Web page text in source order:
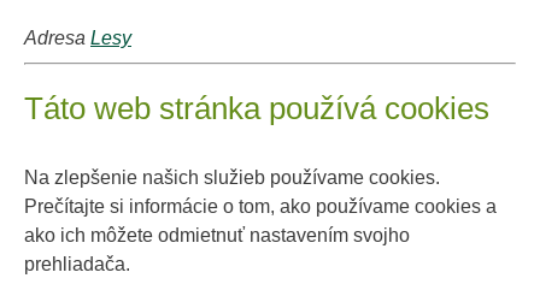
Adresa Lesy
Táto web stránka používá cookies
Na zlepšenie našich služieb používame cookies.
Prečítajte si informácie o tom, ako používame cookies a
ako ich môžete odmietnuť nastavením svojho
prehliadača.